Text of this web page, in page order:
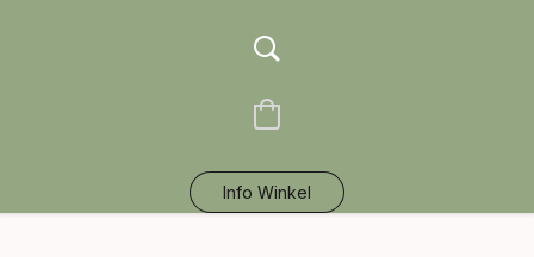
Info Winkel